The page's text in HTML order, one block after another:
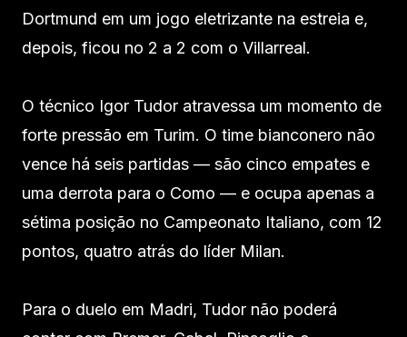
Dortmund em um jogo eletrizante na estreia e,
depois, ficou no 2 a 2 com o Villarreal.
O técnico Igor Tudor atravessa um momento de
forte pressão em Turim. O time bianconero não
vence há seis partidas — são cinco empates e
uma derrota para o Como — e ocupa apenas a
sétima posição no Campeonato Italiano, com 12
pontos, quatro atrás do líder Milan.
Para o duelo em Madri, Tudor não poderá